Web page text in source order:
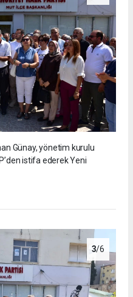
Günay, yönetim kurulu
istifa ederek Yeni
3/6